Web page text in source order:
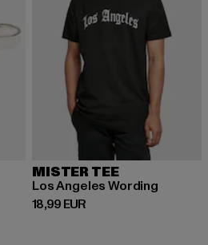
17,99 EUR
MISTER TEE
Los Angeles Wording
18,99 EUR
Ajankohtainen hinta: 18,99 EUR